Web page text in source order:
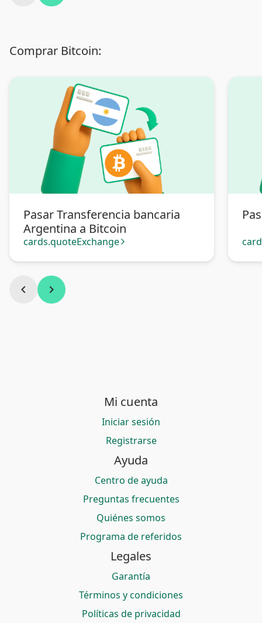
Comprar Bitcoin:
Pasar Transferencia bancaria
Argentina a Bitcoin
cards.quoteExchange arrow_forward_ios
chevron_left chevron_right
Mi cuenta
Iniciar sesión
Registrarse
Ayuda
Centro de ayuda
Preguntas frecuentes
Quiénes somos
Programa de referidos
Legales
Garantía
Términos y condiciones
Políticas de privacidad